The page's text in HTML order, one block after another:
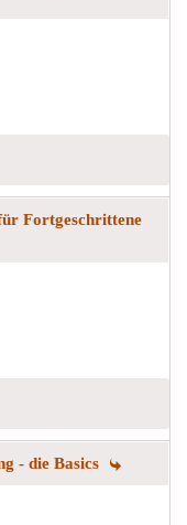
Fortgeschrittene
- die Basics